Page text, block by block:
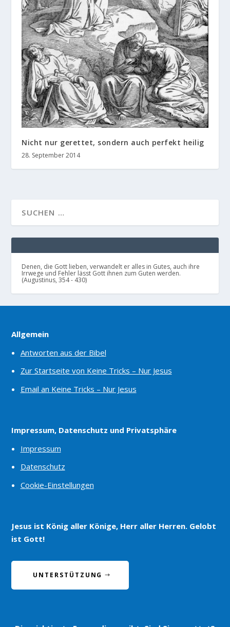
Nicht nur gerettet, sondern auch perfekt heilig
28. September 2014
Denen, die Gott lieben, verwandelt er alles in Gutes, auch ihre
Irrwege und Fehler lässt Gott ihnen zum Guten werden.
(Augustinus, 354 - 430)
Allgemein
Antworten aus der Bibel
Zur Startseite von Keine Tricks – Nur Jesus
Email an Keine Tricks – Nur Jesus
Impressum, Datenschutz und Privatsphäre
Impressum
Datenschutz
Cookie-Einstellungen
Jesus ist König aller Könige, Herr aller Herren. Gelobt
ist Gott!
UNTERSTÜTZUNG